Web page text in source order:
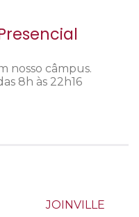
nosso câmpus.
8h às 22h16
JOINVILLE